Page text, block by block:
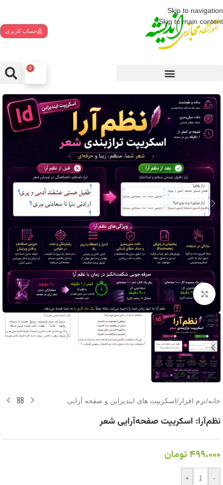
Skip to navigation
Skip to main content
حساب کاربری
0
برای بزرگنمایی کلیک کنید
خانه/نرم افزار /اسکریپت های ایندیزاین و صفحه آرایی
نظم‌آرا: اسکریپت صفحه‌آرایی شعر
499،000 تومان
-
+